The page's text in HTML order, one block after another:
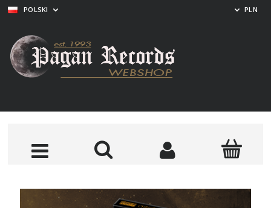
POLSKI PLN